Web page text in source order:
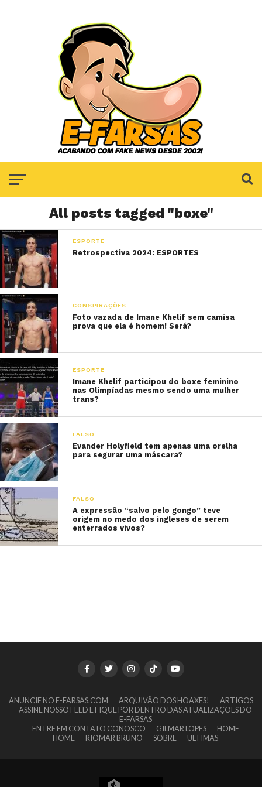
All posts tagged "boxe"
ESPORTE
Retrospectiva 2024: ESPORTES
CONSPIRAÇÕES
Foto vazada de Imane Khelif sem camisa
prova que ela é homem! Será?
ESPORTE
Imane Khelif participou do boxe feminino
nas Olimpíadas mesmo sendo uma mulher
trans?
FALSO
Evander Holyfield tem apenas uma orelha
para segurar uma máscara?
FALSO
A expressão “salvo pelo gongo” teve
origem no medo dos ingleses de serem
enterrados vivos?
ANUNCIE NO E-FARSAS.COM ARQUIVÃO DOS HOAXES!
ARTIGOS
ASSINE NOSSO FEED E FIQUE POR DENTRO DAS ATUALIZAÇÕES DO
E-FARSAS
ENTRE EM CONTATO CONOSCO
GILMAR LOPES
HOME
HOME
RIOMAR BRUNO SOBRE ULTIMAS